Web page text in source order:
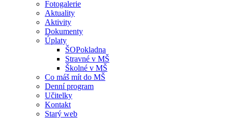
Fotogalerie
Aktuality
Aktivity
Dokumenty
Úplaty
ŠOPokladna
Stravné v MŠ
Školné v MŠ
Co máš mít do MŠ
Denní program
Učitelky
Kontakt
Starý web